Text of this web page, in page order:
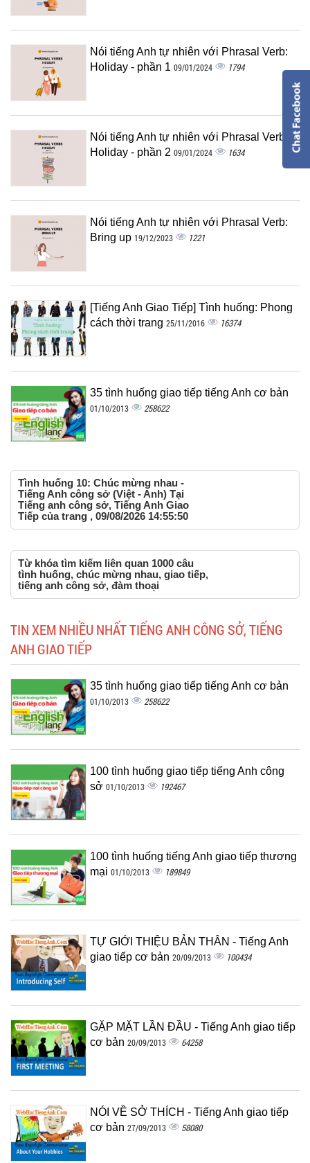
Nói tiếng Anh tự nhiên với Phrasal Verb:
Holiday - phần 1 09/01/2024 1794
Nói tiếng Anh tự nhiên với Phrasal Verb:
Holiday - phần 2 09/01/2024 1634
Nói tiếng Anh tự nhiên với Phrasal Verb:
Bring up 19/12/2023 1221
[Tiếng Anh Giao Tiếp] Tình huống: Phong
cách thời trang 25/11/2016 16374
35 tình huống giao tiếp tiếng Anh cơ bản
01/10/2013 258622
Tình huống 10: Chúc mừng nhau -
Tiếng Anh công sở (Việt - Anh) Tại
Tiếng anh công sở, Tiếng Anh Giao
Tiếp của trang , 09/08/2026 14:55:50
Từ khóa tìm kiếm liên quan 1000 câu
tình huống, chúc mừng nhau, giao tiếp,
tiếng anh công sở, đàm thoại
TIN XEM NHIỀU NHẤT TIẾNG ANH CÔNG SỞ, TIẾNG
ANH GIAO TIẾP
35 tình huống giao tiếp tiếng Anh cơ bản
01/10/2013 258622
100 tình huống giao tiếp tiếng Anh công
sở 01/10/2013 192467
100 tình huống tiếng Anh giao tiếp thương
mại 01/10/2013 189849
TỰ GIỚI THIỆU BẢN THÂN - Tiếng Anh
giao tiếp cơ bản 20/09/2013 100434
GẶP MẶT LẦN ĐẦU - Tiếng Anh giao tiếp
cơ bản 20/09/2013 64258
NÓI VỀ SỞ THÍCH - Tiếng Anh giao tiếp
cơ bản 27/09/2013 58080